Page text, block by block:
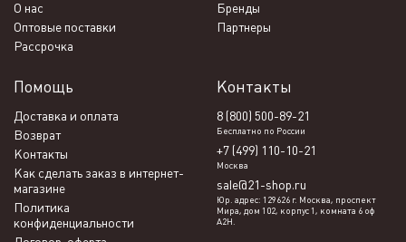
О нас
Бренды
Оптовые поставки
Партнеры
Рассрочка
Помощь
Доставка и оплата
Возврат
Контакты
Как сделать заказ в интернет-
магазине
Политика
конфиденциальности
Контакты
8 (800) 500-89-21
Бесплатно по России
+7 (499) 110-10-21
Москва
sale@21-shop.ru
Юр. адрес: 129626 г. Москва, проспект
Мира, дом 102, корпус 1, комната 6 оф
А2Н.